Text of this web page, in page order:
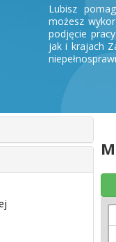
Lubisz
możesz
podjęcie
jak i krajach